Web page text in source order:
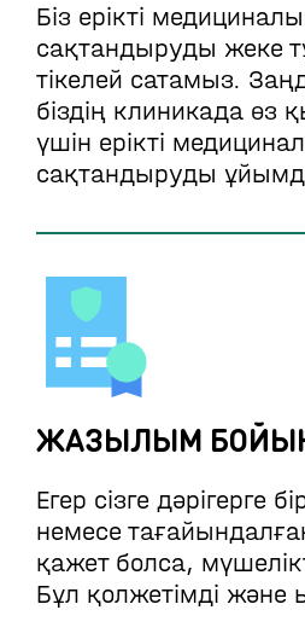
Біз ерікті
сақтандыруды жеке
тікелей сатамыз.
біздің клиникада өз
үшін ерікті
сақтандыруды
ЖАЗЫЛЫМ
Егер сізге дәрігерге
немесе
қажет болса,
Бұл қолжетімді және